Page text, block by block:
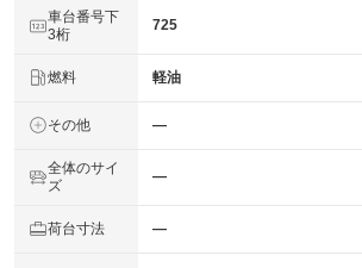
車台番号下
3桁
725
燃料 軽油
その他 ―
全体のサイ
ズ
―
荷台寸法 ―